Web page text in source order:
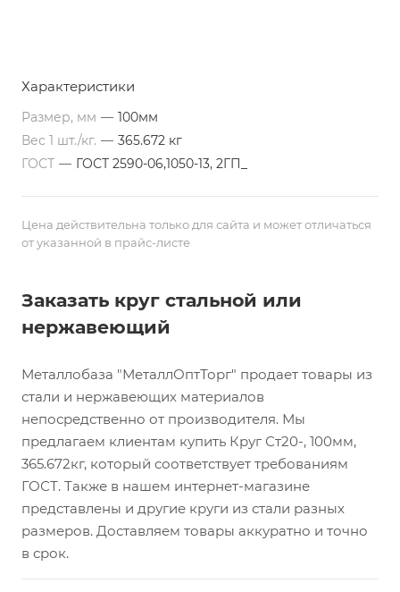
Характеристики
Размер, мм — 100мм
Вес 1 шт./кг. — 365.672 кг
ГОСТ — ГОСТ 2590-06,1050-13, 2ГП_
Цена действительна только для сайта и может отличаться
от указанной в прайс-листе
Заказать круг стальной или
нержавеющий
Металлобаза "МеталлОптТорг" продает товары из
стали и нержавеющих материалов
непосредственно от производителя. Мы
предлагаем клиентам купить Круг Ст20-, 100мм,
365.672кг, который соответствует требованиям
ГОСТ. Также в нашем интернет-магазине
представлены и другие круги из стали разных
размеров. Доставляем товары аккуратно и точно
в срок.